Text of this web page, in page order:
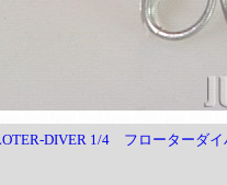
DIVER 1/4 フローターダイ